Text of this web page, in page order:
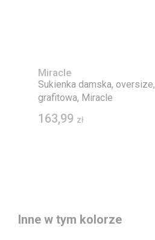
Miracle
Sukienka damska, oversize,
grafitowa, Miracle
163,99 zł
Inne w tym kolorze